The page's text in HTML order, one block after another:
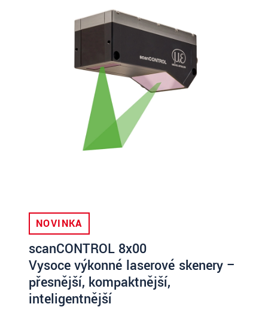
NOVINKA
scanCONTROL 8x00
Vysoce výkonné laserové skenery –
přesnější, kompaktnější,
inteligentnější